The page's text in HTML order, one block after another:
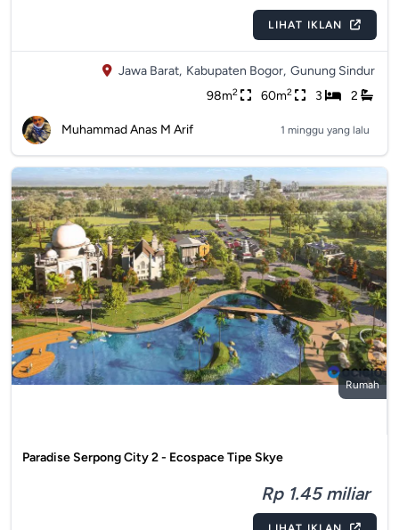
LIHAT IKLAN
Jawa Barat, Kabupaten Bogor, Gunung Sindur
98m2 60m2 3 2
Muhammad Anas M Arif 1 minggu yang lalu
Rumah
Paradise Serpong City 2 - Ecospace Tipe Skye
Rp 1.45 miliar